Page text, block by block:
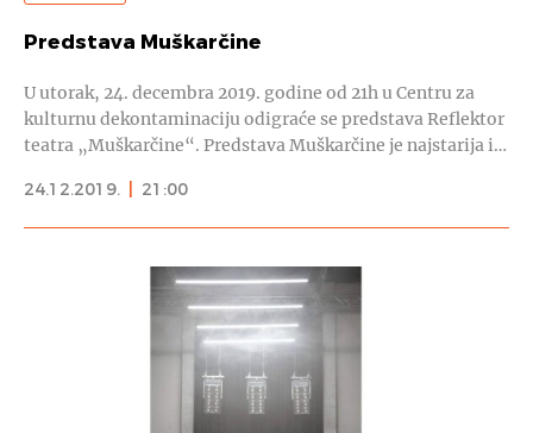
Predstava Muškarčine
U utorak, 24. decembra 2019. godine od 21h u Centru za
kulturnu dekontaminaciju odigraće se predstava Reflektor
teatra „Muškarčine“. Predstava Muškarčine je najstarija i…
24.12.2019.
21:00